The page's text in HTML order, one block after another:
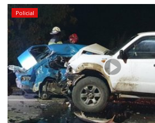
Policial